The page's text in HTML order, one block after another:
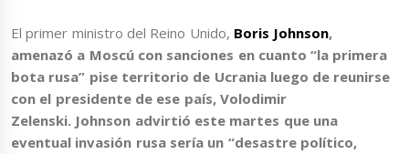
El primer ministro del Reino Unido, Boris Johnson,
amenazó a Moscú con sanciones en cuanto “la primera
bota rusa” pise territorio de Ucranialuego de reunirse
con el presidente de ese país, Volodimir
Zelenski. Johnson advirtió este martes que una
eventual invasión rusa sería un “desastre político,